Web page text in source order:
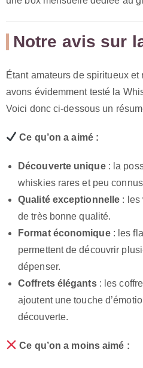
Notre avis sur
Étant amateurs de spiritueux
avons évidemment testé la
Voici donc ci-dessous un
Ce qu’on a aimé :
Découverte unique: la
whiskies rares et peu
Qualité exceptionnelle : les
de très bonne qualité.
Format économique: les
permettent de découvrir
dépenser.
Coffrets élégants: les
ajoutent une touche
découverte.
Ce qu’on a moins aimé :